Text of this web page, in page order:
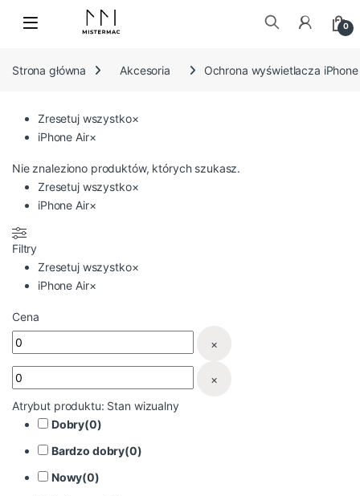
Skip to navigation
0
Strona główna
Akcesoria Ochrona wyświetlacza iPhone
Zresetuj wszystko×
iPhone Air×
Nie znaleziono produktów, których szukasz.
Zresetuj wszystko×
iPhone Air×
Filtry
Zresetuj wszystko×
iPhone Air×
Cena
×
×
Atrybut produktu: Stan wizualny
Dobry(0)
Bardzo dobry(0)
Nowy(0)